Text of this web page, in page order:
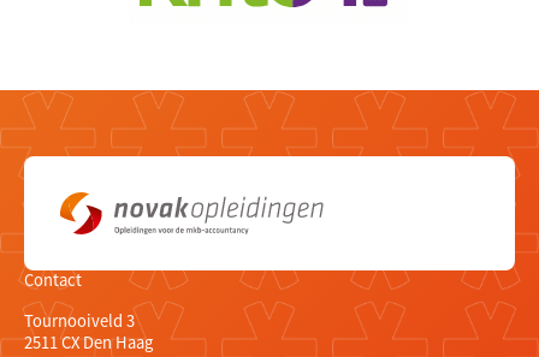
Contact
Tournooiveld 3
2511 CX Den Haag